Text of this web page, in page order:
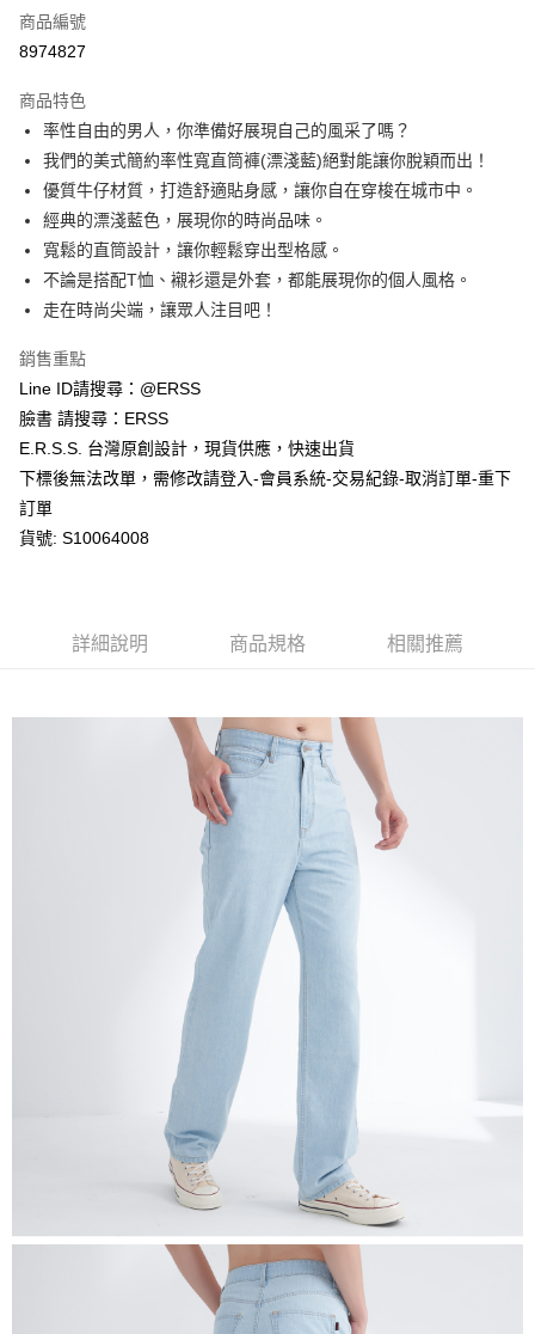
２．便利：只要手機號碼，簡訊認證，即可結帳。
３．安心：先確認商品／服務後，再付款。
【「AFTEE先享後付」結帳流程】
１．於結帳方式選擇「AFTEE先享後付」後，將跳轉至「AFTEE先享後付」
結帳頁面，進行簡訊認證並確認金額後，即可完成結帳。
２．訂單成立數日內，您將收到繳費通知簡訊。
３．收到繳費通知簡訊後14天內，點擊此簡訊中的連結，可透過四大超商／
ATM／網路銀行／等多元方式進行付款，方視為交易完成。
※ 請注意：結帳手續完成當下不需立刻繳費，但若您需要取消訂單，請聯絡
購買商品的店家。未經商家同意取消之訂單仍視為有效，需透過AFTEE先享
後付繳納相關費用。
※ 交易是否成功請以「AFTEE先享後付 」之結帳頁面顯示為準，若有關於
是否繳費成功／繳費後需取消欲退款等相關疑問，請聯繫「AFTEE先享後付
【注意事項】
１．透過由恩沛科技股份有限公司提供之「AFTEE先享後付」服務完成之交
易，需依本服務之必要範圍內提供個人資料，並將交易相關給付款項請求債
２．關於個人資料處理事宜，請瀏覽以下網址：
https://aftee.tw/terms/#terms3
３．未成年的使用者請事先徵得法定代理人或監護人之同意方可使用
「AFTEE先享後付」，若未經同意申辦者引起之損失，本公司不負相關責
任。
恩沛科技股份有限公司將有權停止該用戶之使用額度並採取法律行動。
運送方式
全家取貨付款
付款後全家取貨
每筆NT$80，滿NT$1,200(含以上)免運費
每筆NT$80，滿NT$1,200(含以上)免運費
付款後萊爾富取貨
每筆NT$80，滿NT$1,200(含以上)免運費
7-11取貨付款
每筆NT$80，滿NT$1,200(含以上)免運費
付款後7-11取貨
每筆NT$80，滿NT$1,200(含以上)免運費
宅配
每筆NT$80，滿NT$1,200(含以上)免運費
商品編號
8974827
商品特色
率性自由的男人，你準備好展現自己的風采了嗎？
我們的美式簡約率性寬直筒褲(漂淺藍)絕對能讓你脫穎而出！
優質牛仔材質，打造舒適貼身感，讓你自在穿梭在城市中。
經典的漂淺藍色，展現你的時尚品味。
寬鬆的直筒設計，讓你輕鬆穿出型格感。
不論是搭配T恤、襯衫還是外套，都能展現你的個人風格。
走在時尚尖端，讓眾人注目吧！
銷售重點
Line ID請搜尋：@ERSS
臉書 請搜尋：ERSS
E.R.S.S. 台灣原創設計，現貨供應，快速出貨
下標後無法改單，需修改請登入-會員系統-交易紀錄-取消訂單-重下
訂單
貨號: S10064008
詳細說明 商品規格 相關推薦